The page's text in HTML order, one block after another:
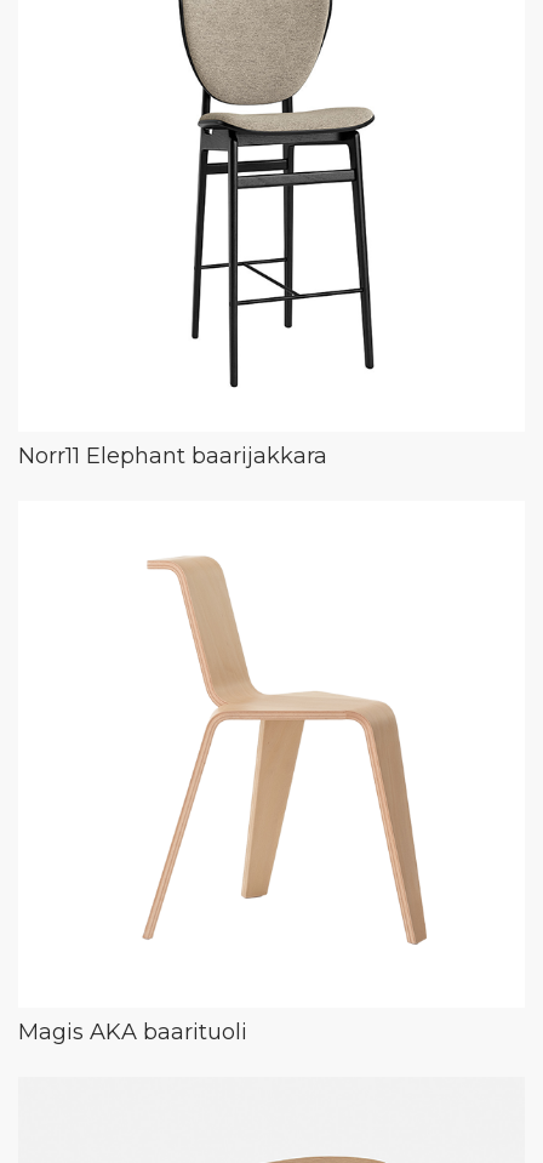
Norr11 Elephant baarijakkara
Magis AKA baarituoli